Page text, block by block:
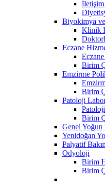
Biyokimya
Klinik
Eczane
Birim
Emzirme
Birim
Patoloji
Birim
Genel Yoğun
Yenidoğan
Palyatif
Odyoloji
Birim
Birim